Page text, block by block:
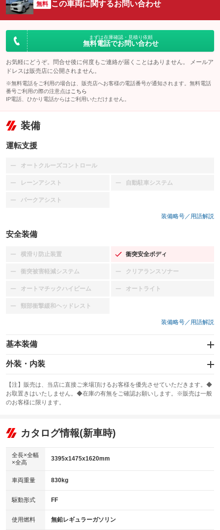
無料 この車両に関するお問い合わせ
まずは在庫確認・見積り依頼
無料電話でお問い合わせ
お気軽にどうぞ。問合せ後に何度もご連絡が届くことはありません。 メールア
ドレスは販売店に公開されません。
※無料電話をご利用の場合は、販売店へお客様の電話番号が通知されます。無料電話
番号ご利用の際の注意点は こちら
IP電話、ひかり電話からはご利用いただけません。
装備
運転支援
オートクルーズコントロール
：装備なし
レーンアシスト
：装備なし 自動駐車システム
：装備なし
パークアシスト
：装備なし
装備略号／用語解説
安全装備
横滑り防止装置
：装備なし 衝突安全ボディ
：装備あり
衝突被害軽減システム
：装備なし クリアランスソナー
：装備なし
オートマチックハイビーム
：装備なし オートライト
：装備なし
頸部衝撃緩和ヘッドレスト
：装備なし
装備略号／用語解説
基本装備
エアバッグ：運転席/助手席
：装備あり
：装備なし
サンルーフ
：装備なし ABS
リフトアップ
：装備なし
：装備なし
パワーウィンドウ
アイドリングストップ
：装備あり
USB入力端子
：装備なし
100V電源
：装備なし
外装・内装
カーナビ：メモリーナビ他
：装備あり
TV：ワンセグ
：装備あり
ビジュアル
：装備なし
：装備なし
革シート
キーレス
HID(キセノンライト)
：装備なし
バックカメラ
：装備あり
【注】販売は、当店に直接ご来場頂けるお客様を優先させていただきます。◆
お取置きはいたしません。◆在庫の有無をご確認お願いします。※販売は一般
のお客様に限ります。
カタログ情報(新車時)
全長×全幅
×全高
3395x1475x1620mm
車両重量 830kg
駆動形式 FF
使用燃料 無鉛レギュラーガソリン